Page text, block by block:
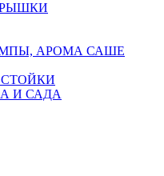
АРОМА САШЕ
И САДА